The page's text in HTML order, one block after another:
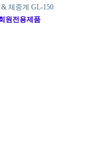
& 체중계 GL-150
원전용제품